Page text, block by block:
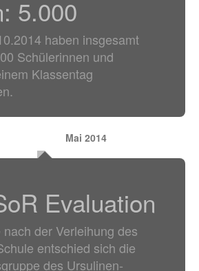
5.000
haben insgesamt
Schülerinnen und
Klassentag
Mai 2014
Evaluation
der Verleihung des
entschied sich die
des Ursulinen-